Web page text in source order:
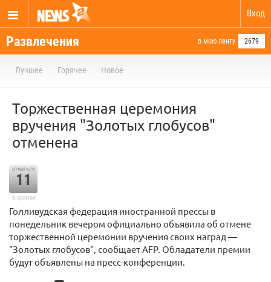
Вход
Развлечения в мою ленту 2679
Лучшее Горячее Новое
Торжественная церемония
вручения "Золотых глобусов"
отменена
отметили
11
в архиве
Голливудская федерация иностранной прессы в
понедельник вечером официально объявила об отмене
торжественной церемонии вручения своих наград —
"Золотых глобусов", сообщает AFP. Обладатели премии
будут объявлены на пресс-конференции.